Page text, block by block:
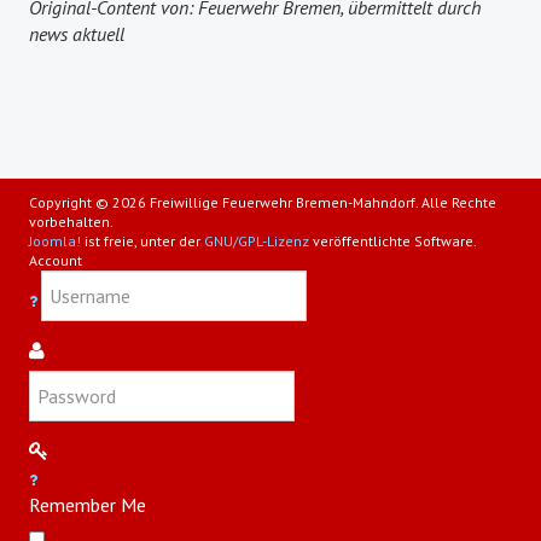
Original-Content von: Feuerwehr Bremen, übermittelt durch
news aktuell
Copyright © 2026 Freiwillige Feuerwehr Bremen-Mahndorf. Alle Rechte
vorbehalten.
Joomla! ist freie, unter der GNU/GPL-Lizenz veröffentlichte Software.
Account
Remember Me